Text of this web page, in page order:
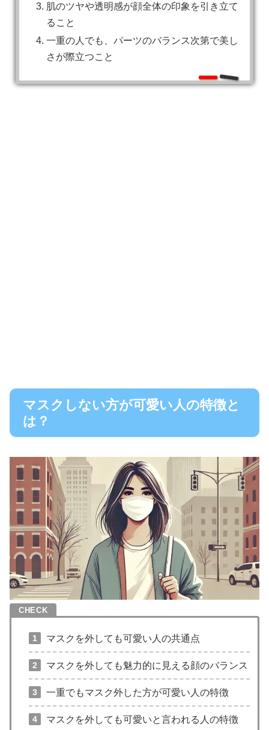
肌のツヤや透明感が顔全体の印象を引き立て
ること
一重の人でも、パーツのバランス次第で美し
さが際立つこと
マスクしない方が可愛い人の特徴と
は？
マスクを外しても可愛い人の共通点
マスクを外しても魅力的に見える顔のバランス
一重でもマスク外した方が可愛い人の特徴
マスクを外しても可愛いと言われる人の特徴